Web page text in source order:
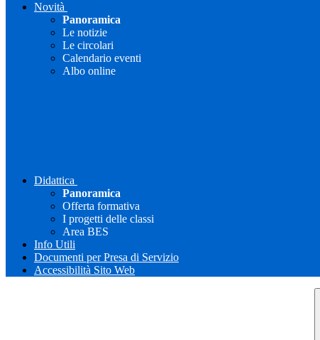
Novità
Panoramica
Le notizie
Le circolari
Calendario eventi
Albo online
Didattica
Panoramica
Offerta formativa
I progetti delle classi
Area BES
Info Utili
Documenti per Presa di Servizio
Accessibilità Sito Web